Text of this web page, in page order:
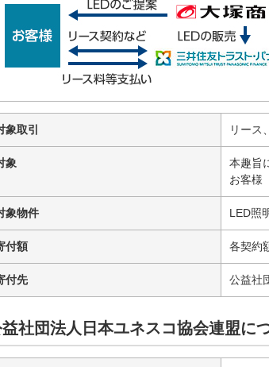
象取引 リース
象
本趣旨
お客様
象物件 LED照
付額 各契約
付先 公益社
社団法人日本ユネスコ協会連盟に